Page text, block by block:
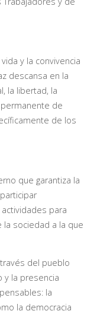
y la convivencia
descansa en la
la libertad, la
de
de los
que garantiza la
para
sociedad a la que
del pueblo
y la presencia
la
la democracia